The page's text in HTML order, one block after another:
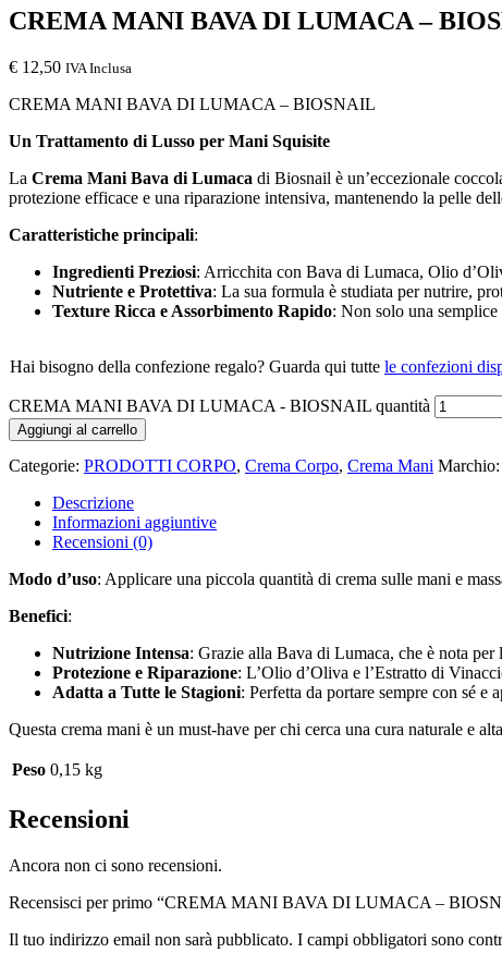
CREMA MANI BAVA DI LUMACA –
€ 12,50 IVA Inclusa
CREMA MANI BAVA DI LUMACA – BIOSNAIL
Un Trattamento di Lusso per Mani Squisite
La Crema Mani Bava di Lumaca di Biosnail è un’eccezionale
protezione efficace e una riparazione intensiva, mantenendo la pelle
Caratteristiche principali:
Ingredienti Preziosi: Arricchita con Bava di Lumaca, Olio
Nutriente e Protettiva: La sua formula è studiata per nutrire,
Texture Ricca e Assorbimento Rapido: Non solo una semplice
Hai bisogno della confezione regalo? Guarda qui tutte le confezioni
CREMA MANI BAVA DI LUMACA - BIOSNAIL quantità
Aggiungi al carrello
Categorie: PRODOTTI CORPO, Crema Corpo, Crema Mani Marchio:
Descrizione
Informazioni aggiuntive
Recensioni (0)
Modo d’uso: Applicare una piccola quantità di crema sulle mani e
Benefici:
Nutrizione Intensa: Grazie alla Bava di Lumaca, che è nota
Protezione e Riparazione: L’Olio d’Oliva e l’Estratto di
Adatta a Tutte le Stagioni: Perfetta da portare sempre con sé e
Questa crema mani è un must-have per chi cerca una cura naturale e
Peso 0,15 kg
Recensioni
Ancora non ci sono recensioni.
Recensisci per primo “CREMA MANI BAVA DI LUMACA –
Il tuo indirizzo email non sarà pubblicato. I campi obbligatori sono